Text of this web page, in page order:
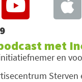
met
en
Sterven